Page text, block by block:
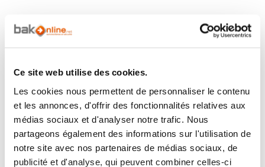
Ce site web utilise des cookies.
Les cookies nous permettent de personnaliser le contenu
et les annonces, d'offrir des fonctionnalités relatives aux
médias sociaux et d'analyser notre trafic. Nous
partageons également des informations sur l'utilisation de
notre site avec nos partenaires de médias sociaux, de
publicité et d'analyse, qui peuvent combiner celles-ci
Livraison
24/72H
SAV & Retours
Garanties